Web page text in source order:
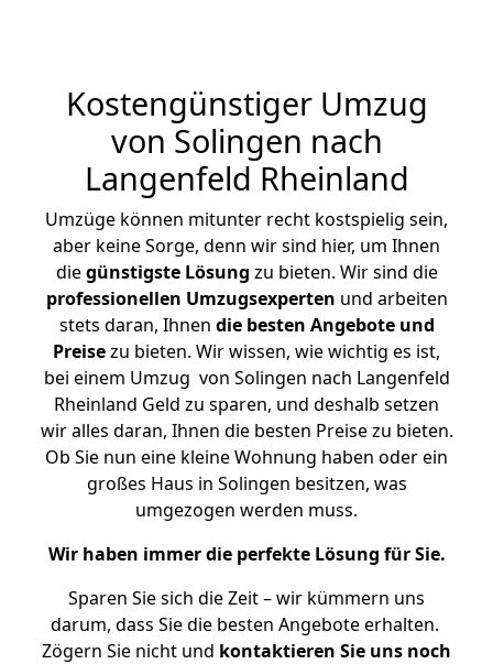
Kostengünstiger Umzug
von Solingen nach
Langenfeld Rheinland
Umzüge können mitunter recht kostspielig sein,
aber keine Sorge, denn wir sind hier, um Ihnen
diegünstigste Lösung zu bieten. Wir sind die
professionellen Umzugsexperten und arbeiten
stets daran, Ihnen die besten Angebote und
Preisezu bieten. Wir wissen, wie wichtig es ist,
bei einem Umzug von Solingen nach Langenfeld
Rheinland Geld zu sparen, und deshalb setzen
wir alles daran, Ihnen die besten Preise zu bieten.
Ob Sie nun eine kleine Wohnung haben oder ein
großes Haus in Solingen besitzen, was
umgezogen werden muss.
Wir haben immer die perfekte Lösung für Sie.
Sparen Sie sich die Zeit – wir kümmern uns
darum, dass Sie die besten Angebote erhalten.
Zögern Sie nicht und kontaktieren Sie uns noch